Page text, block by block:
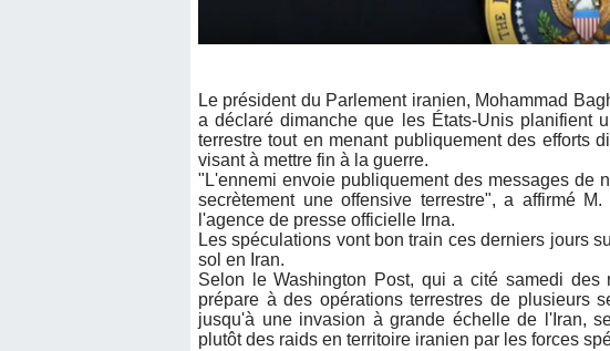
Le président du Parlement iranien, Mohammad
a déclaré dimanche que les États-Unis planifient
terrestre tout en menant publiquement des efforts
visant à mettre fin à la guerre.
"L'ennemi envoie publiquement des messages de
secrètement une offensive terrestre", a affirmé
l'agence de presse officielle Irna.
Les spéculations vont bon train ces derniers jours
sol en Iran.
Selon le Washington Post, qui a cité samedi des
prépare à des opérations terrestres de plusieurs
jusqu'à une invasion à grande échelle de l'Iran,
plutôt des raids en territoire iranien par les forces